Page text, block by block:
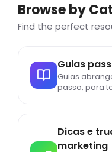
Browse by
Find the perfect
Guias
Guias
passo, para
Dicas e
marketing